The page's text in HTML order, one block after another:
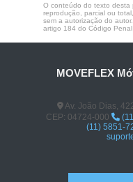
O conteúdo do texto desta
reprodução, parcial ou
sem a autorização do
artigo 184 do Código
MOVEFLEX
Av. João Dias,
CEP: 04724-000
(11) 5851-